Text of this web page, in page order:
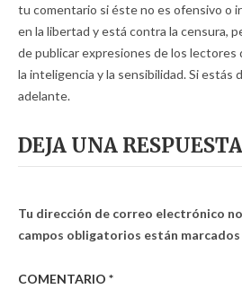
tu comentario si éste no es ofensivo o
en la libertad y está contra la censura,
de publicar expresiones de los lectores
la inteligencia y la sensibilidad. Si estás
adelante.
DEJA UNA RESPUESTA
Tu dirección de correo electrónico
campos obligatorios están marcados
COMENTARIO *